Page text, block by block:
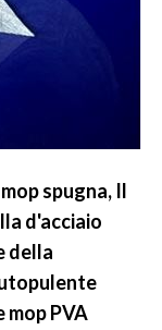
spugna, Il
d'acciaio
della
PVA